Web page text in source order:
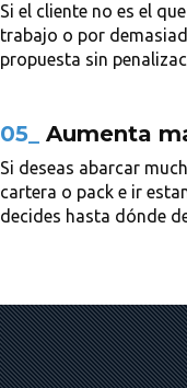
Si el cliente no es el
trabajo o por
propuesta sin
05_ Aumenta
Si deseas abarcar
cartera o pack e ir
decides hasta dónde